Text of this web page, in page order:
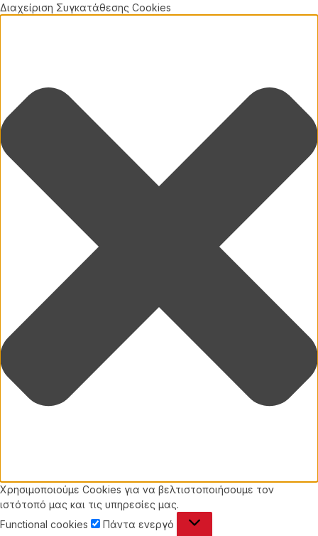
Διαχείριση Συγκατάθεσης Cookies
Χρησιμοποιούμε Cookies για να βελτιστοποιήσουμε τον
ιστότοπό μας και τις υπηρεσίες μας.
Functional cookies
Functional
Πάντα ενεργό